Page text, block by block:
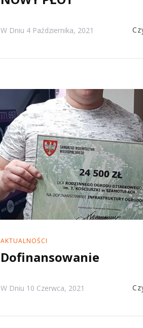
W Dniu 4 Października, 2021
AKTUALNOŚCI
Dofinansowanie
W Dniu 10 Czerwca, 2021